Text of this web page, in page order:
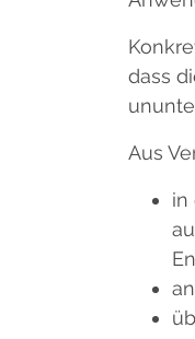
dass
Aus
in